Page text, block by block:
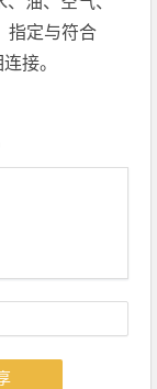
指定与符合
接。